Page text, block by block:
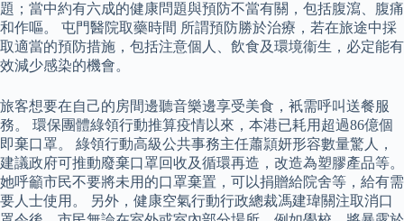
題；當中約有六成的健康問題與預防不當有關，包括腹瀉、腹痛
和作嘔。 屯門醫院取藥時間 所謂預防勝於治療，若在旅途中採
取適當的預防措施，包括注意個人、飲食及環境衞生，必定能有
效減少感染的機會。
旅客想要在自己的房間邊聽音樂邊享受美食，衹需呼叫送餐服
務。 環保團體綠領行動推算疫情以來，本港已耗用超過86億個
即棄口罩。 綠領行動高級公共事務主任蕭頴妍形容數量驚人，
建議政府可推動廢棄口罩回收及循環再造，改造為塑膠產品等。
她呼籲市民不要將未用的口罩棄置，可以捐贈給院舍等，給有需
要人士使用。 另外，健康空氣行動行政總裁馮建瑋關注取消口